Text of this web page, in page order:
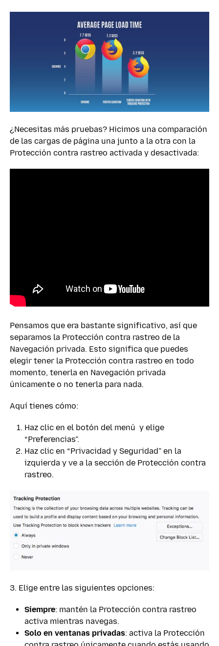
¿Necesitas más pruebas? Hicimos una comparación
de las cargas de página una junto a la otra con la
Protección contra rastreo activada y desactivada:
Pensamos que era bastante significativo, así que
separamos la Protección contra rastreo de la
Navegación privada. Esto significa que puedes
elegir tener la Protección contra rastreo en todo
momento, tenerla en Navegación privada
únicamente o no tenerla para nada.
Aquí tienes cómo:
Haz clic en el botón del menú y elige
“Preferencias”.
Haz clic en “Privacidad y Seguridad” en la
izquierda y ve a la sección de Protección contra
rastreo.
3. Elige entre las siguientes opciones:
Siempre: mantén la Protección contra rastreo
activa mientras navegas.
Solo en ventanas privadas: activa la Protección